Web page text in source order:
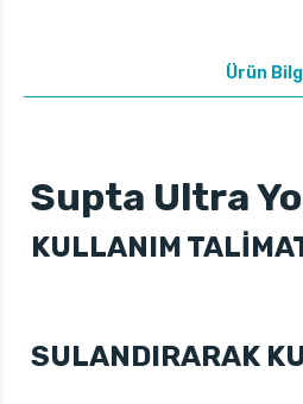
Ürün
Supta Ultra
KULLANIM
SULANDIRARAK